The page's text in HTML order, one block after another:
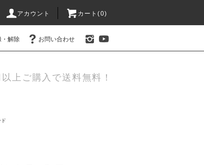
アカウント カート(0)
・解除 お問い合わせ
上ご購入で送料無料！